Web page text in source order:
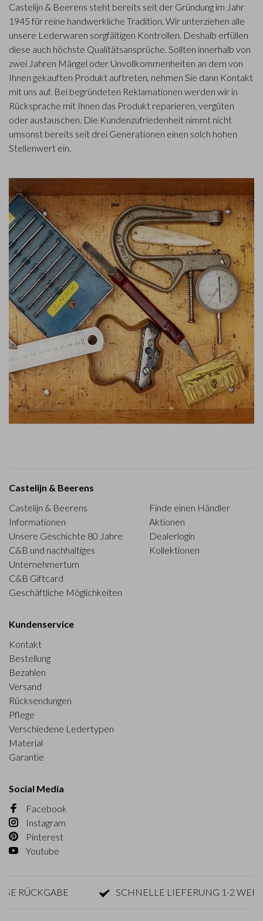
Castelijn & Beerens steht bereits seit der Gründung im Jahr
1945 für reine handwerkliche Tradition. Wir unterziehen alle
unsere Lederwaren sorgfältigen Kontrollen. Deshalb erfüllen
diese auch höchste Qualitätsansprüche. Sollten innerhalb von
zwei Jahren Mängel oder Unvollkommenheiten an dem von
Ihnen gekauften Produkt auftreten, nehmen Sie dann Kontakt
mit uns auf. Bei begründeten Reklamationen werden wir in
Rücksprache mit Ihnen das Produkt reparieren, vergüten
oder austauschen. Die Kundenzufriedenheit nimmt nicht
umsonst bereits seit drei Generationen einen solch hohen
Stellenwert ein.
Castelijn & Beerens
Castelijn & Beerens
Informationen
Unsere Geschichte 80 Jahre
C&B und nachhaltiges
Unternehmertum
C&B Giftcard
Geschäftliche Möglichkeiten
Finde einen Händler
Aktionen
Dealerlogin
Kollektionen
Kundenservice
Kontakt
Bestellung
Bezahlen
Versand
Rücksendungen
Pflege
Verschiedene Ledertypen
Material
Garantie
Social Media
Facebook
Instagram
Pinterest
Youtube
SCHNELLE LIEFERUNG 1-2